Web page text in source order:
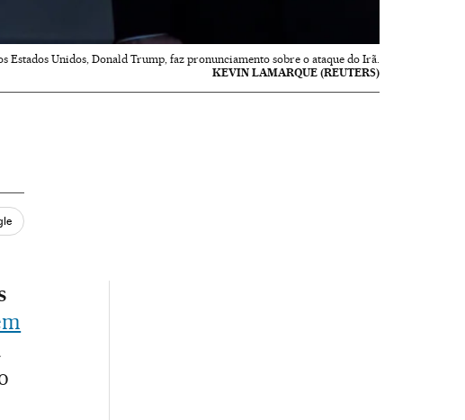
Estados Unidos, Donald Trump, faz pronunciamento sobre o ataque do Irã.
KEVIN LAMARQUE (REUTERS)